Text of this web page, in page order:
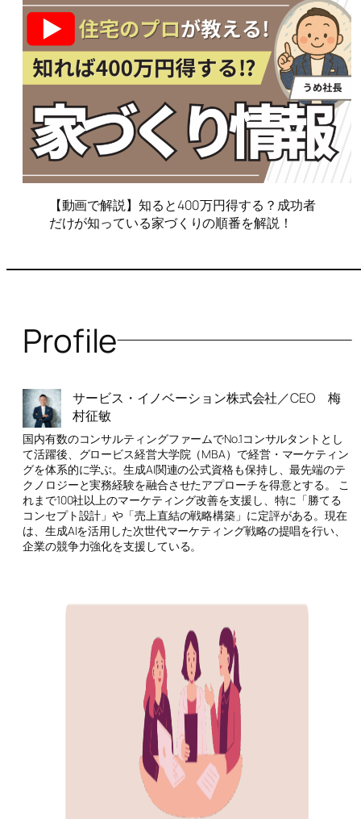
【動画で解説】知ると400万円得する？成功者
だけが知っている家づくりの順番を解説！
Profile
サービス・イノベーション株式会社／CEO 梅
村征敏
国内有数のコンサルティングファームでNo.1コンサルタントとし
て活躍後、グロービス経営大学院（MBA）で経営・マーケティン
グを体系的に学ぶ。生成AI関連の公式資格も保持し、最先端のテ
クノロジーと実務経験を融合させたアプローチを得意とする。 こ
れまで100社以上のマーケティング改善を支援し、特に「勝てる
コンセプト設計」や「売上直結の戦略構築」に定評がある。現在
は、生成AIを活用した次世代マーケティング戦略の提唱を行い、
企業の競争力強化を支援している。